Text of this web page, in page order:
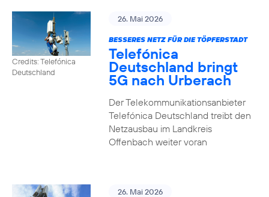
Credits: Telefónica
Deutschland
26. Mai 2026
BESSERES NETZ FÜR DIE TÖPFERSTADT
Telefónica
Deutschland bringt
5G nach Urberach
Der Telekommunikationsanbieter
Telefónica Deutschland treibt den
Netzausbau im Landkreis
Offenbach weiter voran
26. Mai 2026